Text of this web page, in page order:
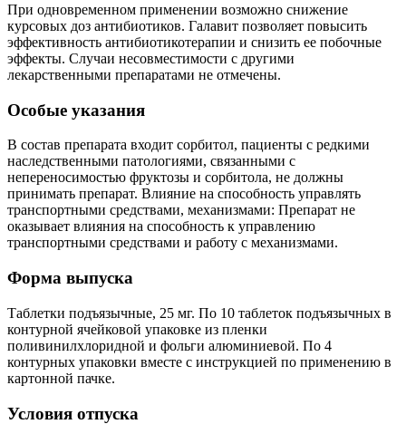
При одновременном применении возможно снижение
курсовых доз антибиотиков. Галавит позволяет повысить
эффективность антибиотикотерапии и снизить ее побочные
эффекты. Случаи несовместимости с другими
лекарственными препаратами не отмечены.
Особые указания
В состав препарата входит сорбитол, пациенты с редкими
наследственными патологиями, связанными с
непереносимостью фруктозы и сорбитола, не должны
принимать препарат. Влияние на способность управлять
транспортными средствами, механизмами: Препарат не
оказывает влияния на способность к управлению
транспортными средствами и работу с механизмами.
Форма выпуска
Таблетки подъязычные, 25 мг. По 10 таблеток подъязычных в
контурной ячейковой упаковке из пленки
поливинилхлоридной и фольги алюминиевой. По 4
контурных упаковки вместе с инструкцией по применению в
картонной пачке.
Условия отпуска